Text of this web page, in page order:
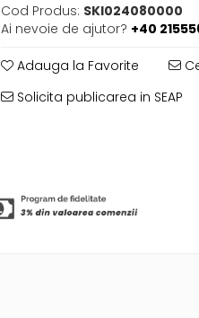
Cod Produs: SKI024080000
Ai nevoie de ajutor? +40
Adauga la Favorite
Solicita publicarea in SEAP